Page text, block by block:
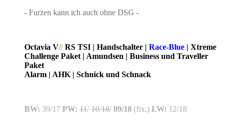
- Furzen kann ich auch ohne DSG -
Octavia V//RS TSI | Handschalter | Race-Blue | Xtreme
Challenge Paket | Amundsen | Business und Traveller
Paket
Alarm | AHK | Schnick und Schnack
BW: 39/17 PW: 11/10/18/09/18 (fix.) LW: 12/18